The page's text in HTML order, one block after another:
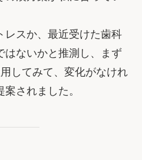
レスか、最近受けた歯科
はないかと推測し、まず
してみて、変化がなけれ
されました。